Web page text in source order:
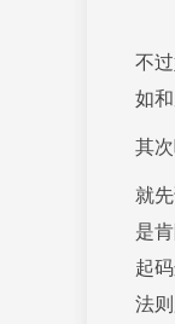
不
如
其
就
是
起
法